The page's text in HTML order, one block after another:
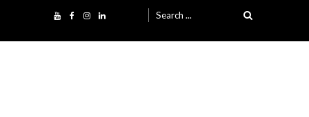
Search for: